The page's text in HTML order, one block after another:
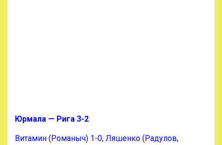
Юрмала — Рига 3-2
Витамин (Романыч) 1-0, Ляшенко (Радулов,